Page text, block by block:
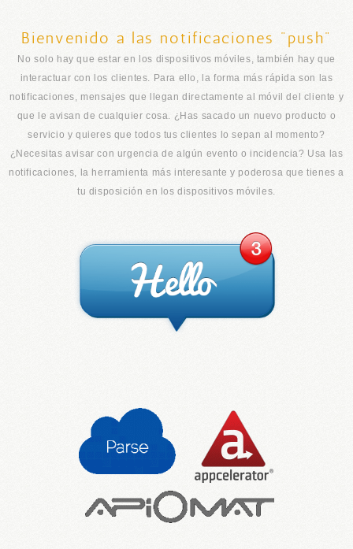
Bienvenido a las notificaciones "push"
No solo hay que estar en los dispositivos móviles, también hay que
interactuar con los clientes. Para ello, la forma más rápida son las
notificaciones, mensajes que llegan directamente al móvil del cliente y
que le avisan de cualquier cosa. ¿Has sacado un nuevo producto o
servicio y quieres que todos tus clientes lo sepan al momento?
¿Necesitas avisar con urgencia de algún evento o incidencia? Usa las
notificaciones, la herramienta más interesante y poderosa que tienes a
tu disposición en los dispositivos móviles.